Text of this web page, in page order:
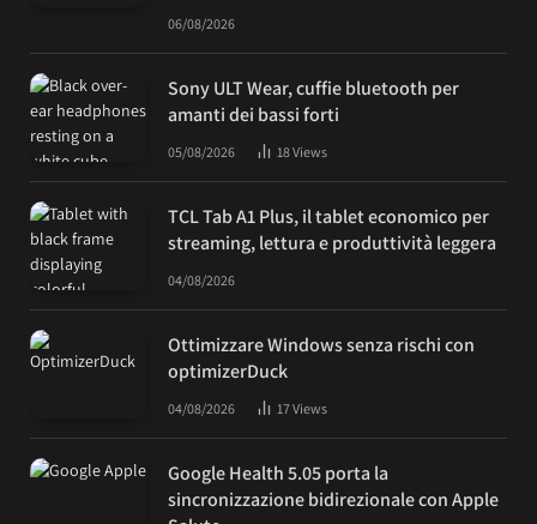
06/08/2026
Sony ULT Wear, cuffie bluetooth per
amanti dei bassi forti
05/08/2026 18Views
TCL Tab A1 Plus, il tablet economico per
streaming, lettura e produttività leggera
04/08/2026
Ottimizzare Windows senza rischi con
optimizerDuck
04/08/2026 17Views
Google Health 5.05 porta la
sincronizzazione bidirezionale con Apple